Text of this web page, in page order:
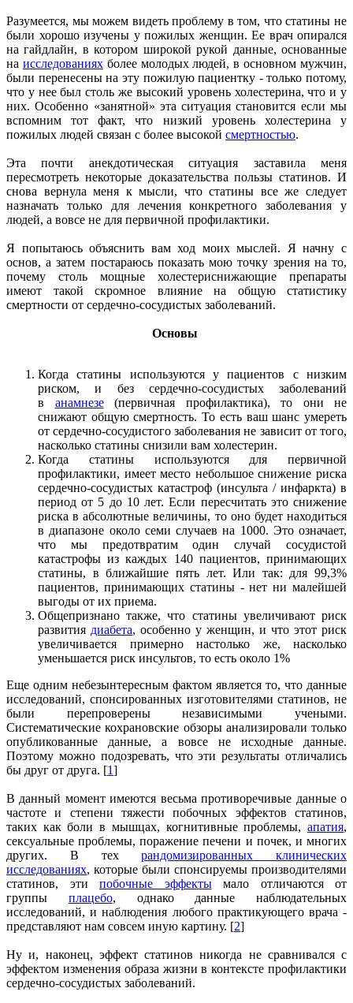
Разумеется, мы можем видеть проблему в том, что статины не
были хорошо изучены у пожилых женщин. Ее врач опирался
на гайдлайн, в котором широкой рукой данные, основанные
на исследованияхболее молодых людей, в основном мужчин,
были перенесены на эту пожилую пациентку - только потому,
что у нее был столь же высокий уровень холестерина, что и у
них. Особенно «занятной» эта ситуация становится если мы
вспомним тот факт, что низкий уровень холестерина у
пожилых людей связан с более высокой смертностью.
Эта почти анекдотическая ситуация заставила меня
пересмотреть некоторые доказательства пользы статинов. И
снова вернула меня к мысли, что статины все же следует
назначать только для лечения конкретного заболевания у
людей, а вовсе не для первичной профилактики.
Я попытаюсь объяснить вам ход моих мыслей. Я начну с
основ, а затем постараюсь показать мою точку зрения на то,
почему столь мощные холестериснижающие препараты
имеют такой скромное влияние на общую статистику
смертности от сердечно-сосудистых заболеваний.
Основы
Когда статины используются у пациентов с низким
риском, и без сердечно-сосудистых заболеваний
в анамнезе(первичная профилактика), то они не
снижают общую смертность. То есть ваш шанс умереть
от сердечно-сосудистого заболевания не зависит от того,
насколько статины снизили вам холестерин.
Когда статины используются для первичной
профилактики, имеет место небольшое снижение риска
сердечно-сосудистых катастроф (инсульта / инфаркта) в
период от 5 до 10 лет. Если пересчитать это снижение
риска в абсолютные величины, то оно будет находиться
в диапазоне около семи случаев на 1000. Это означает,
что мы предотвратим один случай сосудистой
катастрофы из каждых 140 пациентов, принимающих
статины, в ближайшие пять лет. Или так: для 99,3%
пациентов, принимающих статины - нет ни малейшей
выгоды от их приема.
Общепризнано также, что статины увеличивают риск
развития диабета, особенно у женщин, и что этот риск
увеличивается примерно настолько же, насколько
уменьшается риск инсультов, то есть около 1%
Еще одним небезынтересным фактом является то, что данные
исследований, спонсированных изготовителями статинов, не
были перепроверены независимыми учеными.
Систематические кохрановские обзоры анализировали только
опубликованные данные, а вовсе не исходные данные.
Поэтому можно подозревать, что эти результаты отличались
бы друг от друга. [1]
В данный момент имеются весьма противоречивые данные о
частоте и степени тяжести побочных эффектов статинов,
таких как боли в мышцах, когнитивные проблемы, апатия,
сексуальные проблемы, поражение печени и почек, и многих
других. В техрандомизированных клинических
исследованиях, которые были спонсируемы производителями
статинов, эти побочные эффектымало отличаются от
группы плацебо, однако данные наблюдательных
исследований, и наблюдения любого практикующего врача -
представляют нам совсем иную картину. [2]
Ну и, наконец, эффект статинов никогда не сравнивался с
эффектом изменения образа жизни в контексте профилактики
сердечно-сосудистых заболеваний.